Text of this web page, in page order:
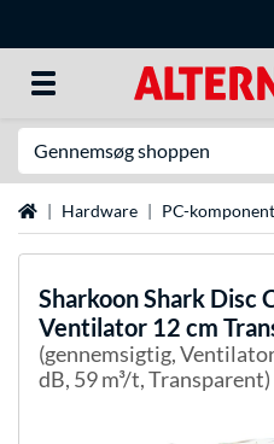
StartsideHardware PC-
SharkoonShark Disc
Ventilator 12 cm
(gennemsigtig,
dB, 59 m³/t, Transparent)